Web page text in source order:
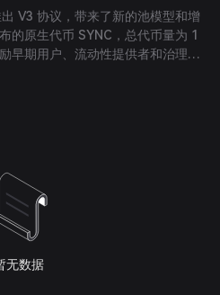
V3 协议，带来了新的池模型和增
的原生代币 SYNC，总代币量为 1
早期用户、流动性提供者和治理参
无数据